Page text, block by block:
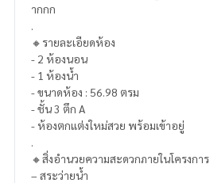
ากกก
.
🔸รายละเอียดห้อง
- 2 ห้องนอน
- 1 ห้องน้ำ
- ขนาดห้อง : 56.98 ตรม
- ชั้น 3 ตึก A
- ห้องตกแต่งใหม่สวย พร้อมเข้าอยู่
.
🔸สิ่งอำนวยความสะดวกภายในโครงการ
– สระว่ายน้ำ